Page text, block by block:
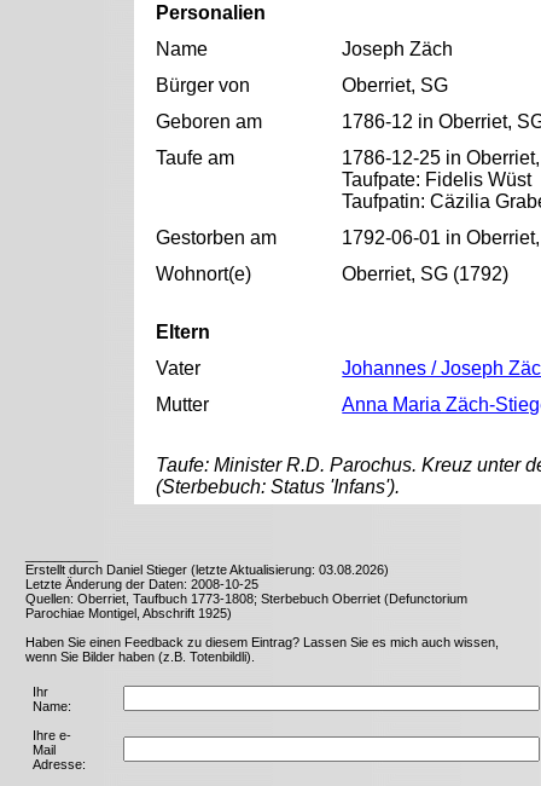
Personalien
Name
Joseph Zäch
Bürger von
Oberriet, SG
Geboren am
1786-12 in Oberriet,
Taufe am
1786-12-25 in
Taufpate: Fidelis Wüst
Taufpatin: Cäzilia
Gestorben am
1792-06-01 in
Wohnort(e)
Oberriet, SG (1792)
Eltern
Vater
Johannes / Joseph
Mutter
Anna Maria Zäch-
Taufe: Minister R.D. Parochus. Kreuz unter
(Sterbebuch: Status 'Infans').
Erstellt durch Daniel Stieger (letzte Aktualisierung: 03.08.2026)
Letzte Änderung der Daten: 2008-10-25
Quellen: Oberriet, Taufbuch 1773-1808; Sterbebuch Oberriet (Defunctorium
Parochiae Montigel, Abschrift 1925)
Haben Sie einen Feedback zu diesem Eintrag? Lassen Sie es mich auch wissen,
wenn Sie Bilder haben (z.B. Totenbildli).
Ihr
Name:
Ihre e-
Mail
Adresse: